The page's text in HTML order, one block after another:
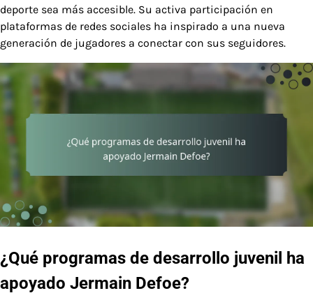
deporte sea más accesible. Su activa participación en
plataformas de redes sociales ha inspirado a una nueva
generación de jugadores a conectar con sus seguidores.
¿Qué programas de desarrollo juvenil ha
apoyado Jermain Defoe?